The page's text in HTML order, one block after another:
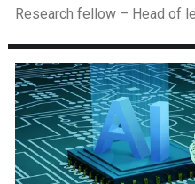
Research fellow – Head of